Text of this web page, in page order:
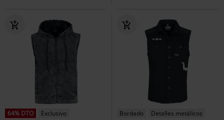
64% DTO
Exclusivo
Bordado Detalles metálicos